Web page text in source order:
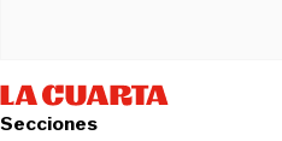
Secciones